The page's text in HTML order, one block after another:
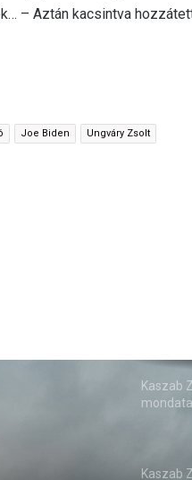
– Aztán kacsintva
Joe Biden Ungváry Zsolt
Kaszab
Kaszab